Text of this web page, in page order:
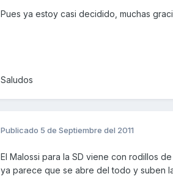
Pues ya estoy casi decidido, muchas
Saludos
Publicado 5 de Septiembre del 2011
El Malossi para la SD viene con rodillos
ya parece que se abre del todo y suben